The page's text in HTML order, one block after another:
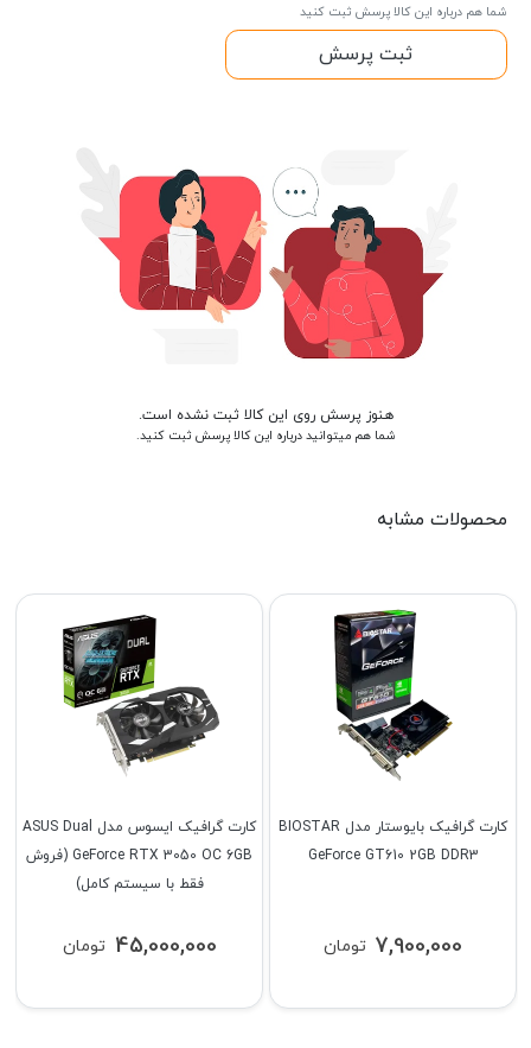
شما هم درباره این کالا پرسش ثبت کنید
ثبت پرسش
هنوز پرسش روی این کالا ثبت نشده است.
شما هم میتوانید درباره این کالا پرسش ثبت کنید.
محصولات مشابه
کارت گرافیک ایسوس مدل ASUS Dual
GeForce RTX 3050 OC 6GB (فروش
فقط با سیستم کامل)
تومان 45,000,000
کارت گرافیک بایوستار مدل BIOSTAR
GeForce GT610 2GB DDR3
تومان 7,900,000